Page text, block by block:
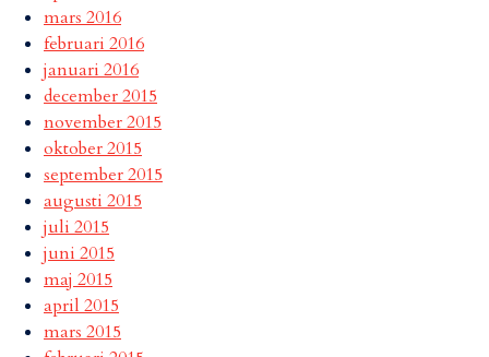
mars 2016
februari 2016
januari 2016
december 2015
november 2015
oktober 2015
september 2015
augusti 2015
juli 2015
juni 2015
maj 2015
april 2015
mars 2015